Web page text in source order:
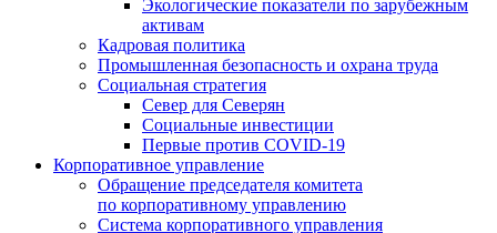
Экологические показатели по зарубежным
активам
Кадровая политика
Промышленная безопасность и охрана труда
Социальная стратегия
Север для Северян
Социальные инвестиции
Первые против COVID‑19
Корпоративное управление
Обращение председателя комитета
по корпоративному управлению
Система корпоративного управления